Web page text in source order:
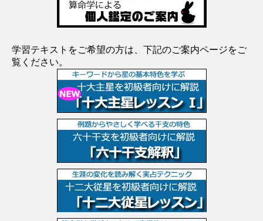
学習テキストをご希望の方は、下記のご案内ページをご
覧ください。